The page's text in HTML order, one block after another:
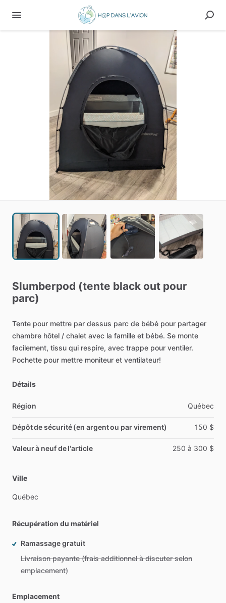
Slumberpod (tente black out pour
parc)
Tente pour mettre par dessus parc de bébé pour partager
chambre hôtel ​/​ chalet avec la famille et bébé. Se monte
facilement, tissu qui respire, avec trappe pour ventiler.
Pochette pour mettre moniteur et ventilateur!
Détails
Région Québec
Dépôt de sécurité (en argent ou par virement) 150 $
Valeur à neuf de l'article 250 à 300 $
Ville
Québec
Récupération du matériel
Ramassage gratuit
Livraison payante (frais additionnel à discuter selon
emplacement)
Emplacement